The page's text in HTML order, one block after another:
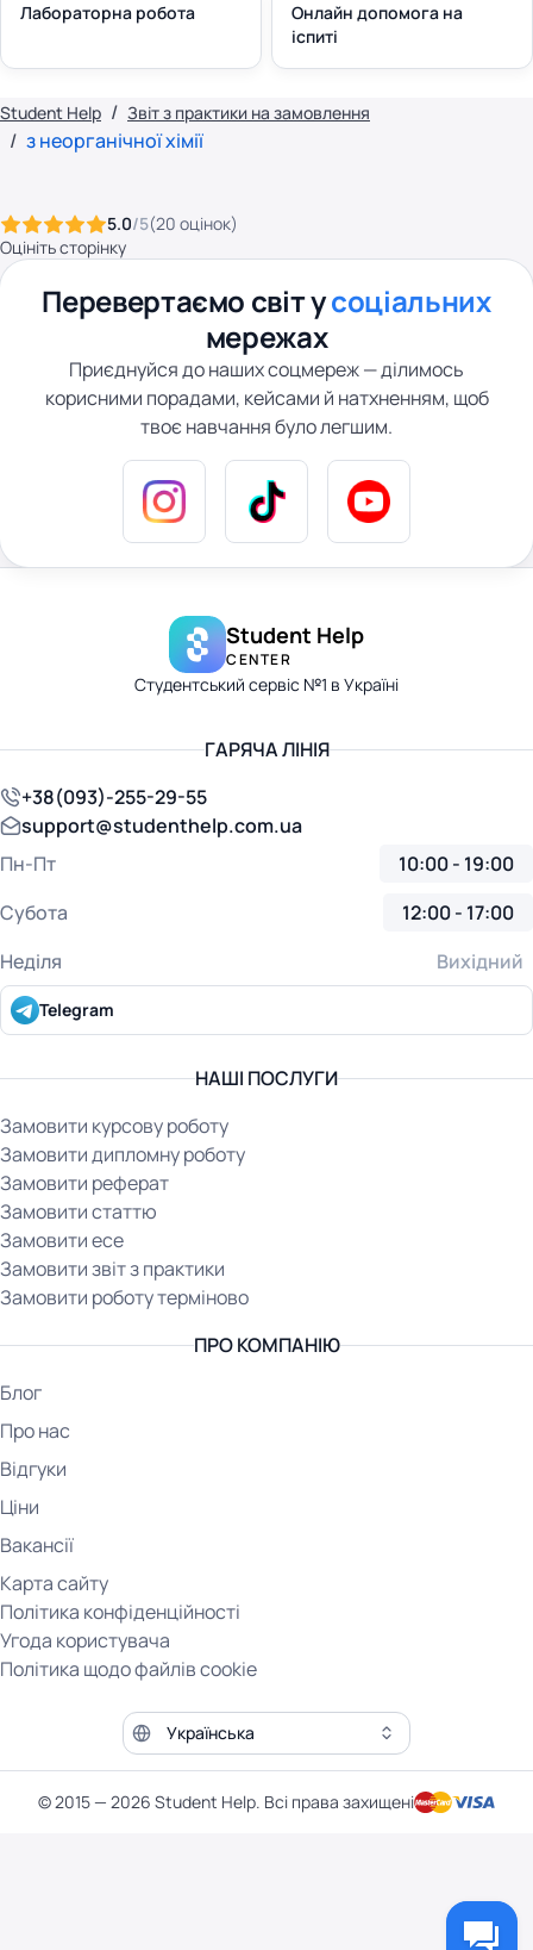
Лабораторна робота
Онлайн допомога на
іспиті
Student Help Звіт з практики на замовлення
з неорганічної хімії
5.0/5(20 оцінок)
Оцініть сторінку
Перевертаємо світ усоціальних
мережах
Приєднуйся до наших соцмереж — ділимось
корисними порадами, кейсами й натхненням, щоб
твоє навчання було легшим.
Student Help
CENTER
Студентський сервіс №1 в Україні
НАШІ ПОСЛУГИ
Замовити курсову роботу
Замовити дипломну роботу
Замовити реферат
Замовити статтю
Замовити есе
Замовити звіт з практики
Замовити роботу терміново
ПРО КОМПАНІЮ
Блог
Про нас
Відгуки
Ціни
Вакансії
Карта сайту
Політика конфіденційності
Угода користувача
Політика щодо файлів cookie
ГАРЯЧА ЛІНІЯ
+38(093)-255-29-55
support@studenthelp.com.ua
Пн-Пт
10:00 - 19:00
Субота
12:00 - 17:00
Неділя
Вихідний
Telegram
Мова сайту
© 2015 — 2026 Student Help. Всі права захищені